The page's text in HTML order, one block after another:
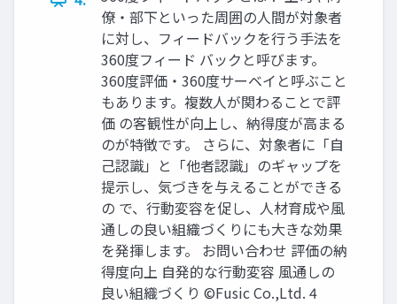
僚・部下といった周囲の人間が対象者
に対し、フィードバックを行う手法を
360度フィード バックと呼びます。
360度評価・360度サーベイと呼ぶこと
もあります。複数人が関わることで評
価 の客観性が向上し、納得度が高まる
のが特徴です。 さらに、対象者に「自
己認識」と「他者認識」のギャップを
提示し、気づきを与えることができる
の で、行動変容を促し、人材育成や風
通しの良い組織づくりにも大きな効果
を発揮します。 お問い合わせ 評価の納
得度向上 自発的な行動変容 風通しの
良い組織づくり ©️Fusic Co.,Ltd. 4